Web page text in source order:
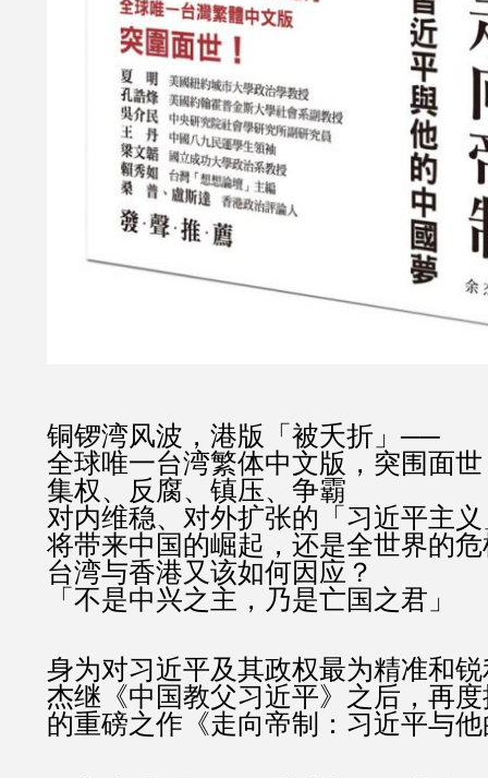
铜锣湾风波，港版「被夭折」──
全球唯一台湾繁体中文版，突围面
集权、反腐、镇压、争霸
对内维稳、对外扩张的「习近平主
将带来中国的崛起，还是全世界的
台湾与香港又该如何因应？
「不是中兴之主，乃是亡国之君」
身为对习近平及其政权最为精准和
杰继《中国教父习近平》之后，再
的重磅之作《走向帝制：习近平与